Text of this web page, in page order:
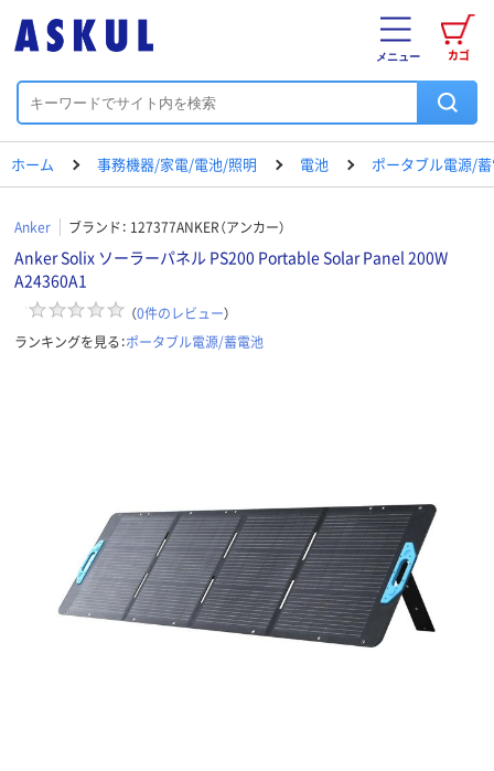
カゴ
メニュー
ホーム 事務機器/家電/電池/照明 電池 ポータブル電源/
Anker ブランド： 127377ANKER（アンカー）
Anker Solix ソーラーパネル PS200 Portable Solar Panel 200W
A24360A1
（0件のレビュー）
ランキングを見る：ポータブル電源/蓄電池